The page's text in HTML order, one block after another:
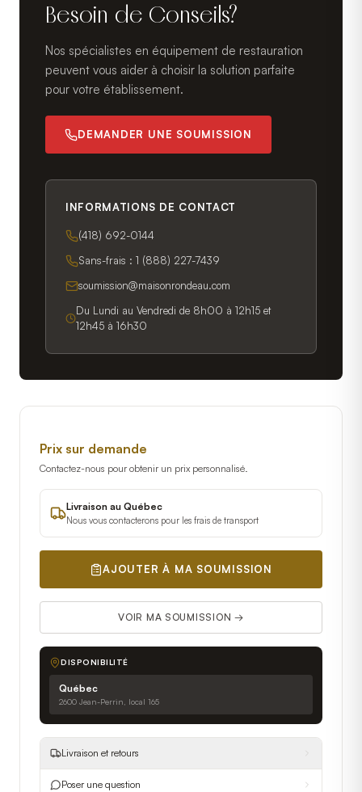
Besoin de Conseils?
Nos spécialistes en équipement de restauration
peuvent vous aider à choisir la solution parfaite
pour votre établissement.
DEMANDER UNE SOUMISSION
INFORMATIONS DE CONTACT
(418) 692-0144
Sans-frais : 1 (888) 227-7439
soumission@maisonrondeau.com
Du Lundi au Vendredi de 8h00 à 12h15 et
12h45 à 16h30
Prix sur demande
Contactez-nous pour obtenir un prix personnalisé.
Livraison au Québec
Nous vous contacterons pour les frais de transport
AJOUTER À MA SOUMISSION
VOIR MA SOUMISSION →
DISPONIBILITÉ
Québec
2600 Jean-Perrin, local 165
Livraison et retours
Poser une question